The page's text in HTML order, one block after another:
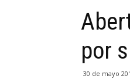
por
30 de mayo